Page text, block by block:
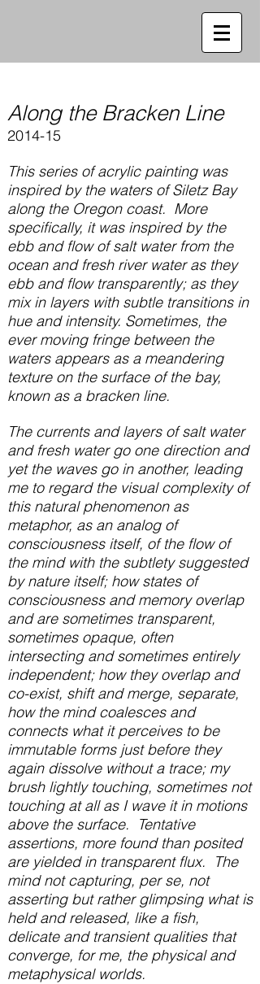
Along the Bracken Line
2014-15
This series of acrylic painting was
inspired by the waters of Siletz Bay
along the Oregon coast. More
specifically, it was inspired by the
ebb and flow of salt water from the
ocean and fresh river water as they
ebb and flow transparently; as they
mix in layers with subtle transitions in
hue and intensity. Sometimes, the
ever moving fringe between the
waters appears as a meandering
texture on the surface of the bay,
known as a bracken line.
The currents and layers of salt water
and fresh water go one direction and
yet the waves go in another, leading
me to regard the visual complexity of
this natural phenomenon as
metaphor, as an analog of
consciousness itself, of the flow of
the mind with the subtlety suggested
by nature itself; how states of
consciousness and memory overlap
and are sometimes transparent,
sometimes opaque, often
intersecting and sometimes entirely
independent; how they overlap and
co-exist, shift and merge, separate,
how the mind coalesces and
connects what it perceives to be
immutable forms just before they
again dissolve without a trace; my
brush lightly touching, sometimes not
touching at all as I wave it in motions
above the surface. Tentative
assertions, more found than posited
are yielded in transparent flux. The
mind not capturing, per se, not
asserting but rather glimpsing what is
held and released, like a fish,
delicate and transient qualities that
converge, for me, the physical and
metaphysical worlds.